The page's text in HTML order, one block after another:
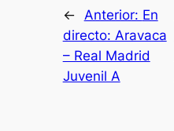
← Anterior: En
directo: Aravaca
– Real Madrid
Juvenil A